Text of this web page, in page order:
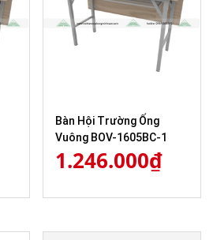
Bàn Hội Trường Ống
Vuông BOV-1605BC-1
1.246.000₫